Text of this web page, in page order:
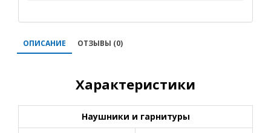
ОПИСАНИЕ ОТЗЫВЫ (0)
Характеристики
Наушники и гарнитуры